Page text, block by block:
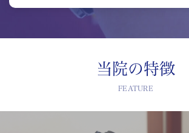
当院の特徴
FEATURE